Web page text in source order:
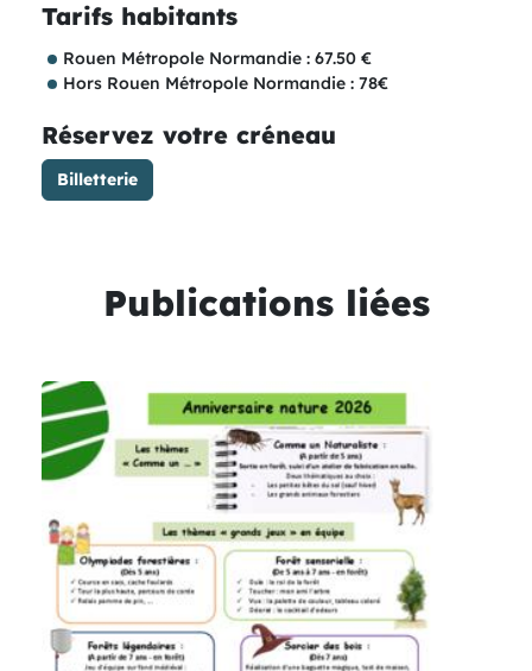
Tarifs habitants
Rouen Métropole Normandie : 67.50 €
Hors Rouen Métropole Normandie : 78€
Réservez votre créneau
Billetterie
Publications liées